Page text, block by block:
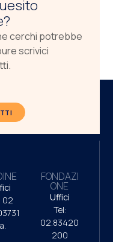
cerchi potrebbe
scrivici
02
FONDAZI
ONE
Uffici
Tel:
02.83420
200